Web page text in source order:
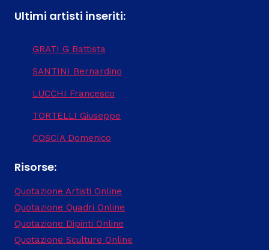
Ultimi artisti inseriti:
GRATI G Battista
SANTINI Bernardino
LUCCHI Francesco
TORTELLI Giuseppe
COSCIA Domenico
Risorse:
Quotazione Artisti Online
Quotazione Quadri Online
Quotazione Dipinti Online
Quotazione Sculture Online